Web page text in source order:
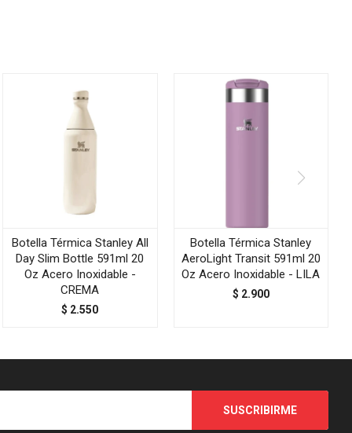
Botella Térmica Stanley All
Day Slim Bottle 591ml 20
Oz Acero Inoxidable -
CREMA
$ 2.550
Botella Térmica Stanley
AeroLight Transit 591ml 20
Oz Acero Inoxidable - LILA
$ 2.900
SUSCRIBIRME